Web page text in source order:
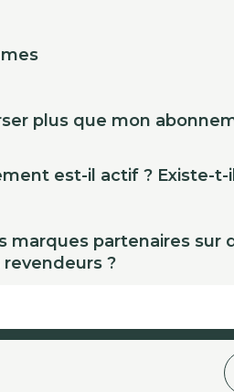
plus que mon
est-il actif ? Existe-t-
marques partenaires sur
?